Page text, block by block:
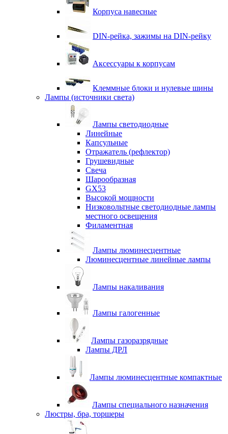
Корпуса навесные
DIN-рейка, зажимы на DIN-рейку
Аксессуары к корпусам
Клеммные блоки и нулевые шины
Лампы (источники света)
Лампы светодиодные
Линейные
Капсульные
Отражатель (рефлектор)
Грушевидные
Свеча
Шарообразная
GX53
Высокой мощности
Низковольтные светодиодные лампы
местного освещения
Филаментная
Лампы люминесцентные
Люминесцентные линейные лампы
Лампы накаливания
Лампы галогенные
Лампы газоразрядные
Лампы ДРЛ
Лампы люминесцентные компактные
Лампы специального назначения
Люстры, бра, торшеры